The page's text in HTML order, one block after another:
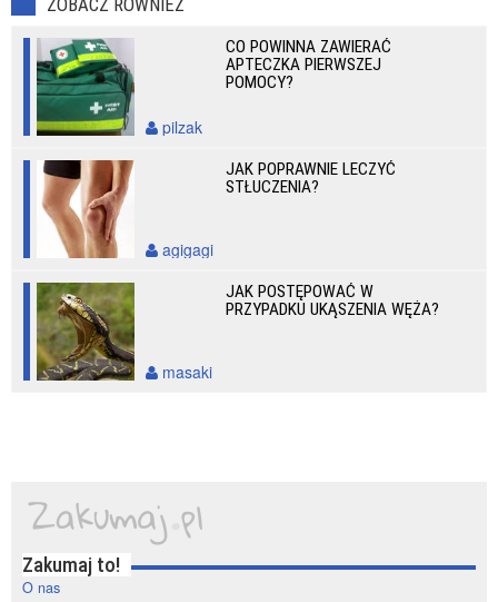
ZOBACZ RÓWNIEŻ
CO POWINNA ZAWIERAĆ
APTECZKA PIERWSZEJ
POMOCY?
pilzak
JAK POPRAWNIE LECZYĆ
STŁUCZENIA?
agigagi
JAK POSTĘPOWAĆ W
PRZYPADKU UKĄSZENIA WĘŻA?
masaki
Zakumaj to!
O nas